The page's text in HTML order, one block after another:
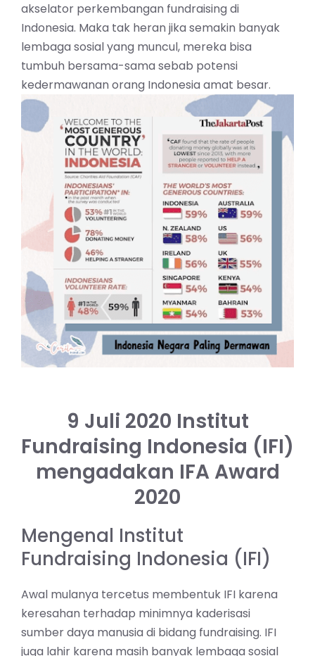
akselator perkembangan fundraising di
Indonesia. Maka tak heran jika semakin banyak
lembaga sosial yang muncul, mereka bisa
tumbuh bersama-sama sebab potensi
kedermawanan orang Indonesia amat besar.
9 Juli 2020 Institut
Fundraising Indonesia (IFI)
mengadakan IFA Award
2020
Mengenal Institut
Fundraising Indonesia (IFI)
Awal mulanya tercetus membentuk IFI karena
keresahan terhadap minimnya kaderisasi
sumber daya manusia di bidang fundraising. IFI
juga lahir karena masih banyak lembaga sosial